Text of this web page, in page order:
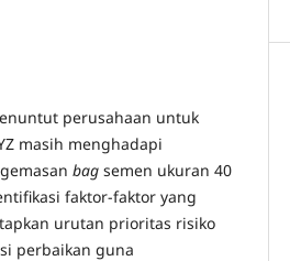
perusahaan untuk
masih menghadapi
bag semen ukuran 40
faktor-faktor yang
urutan prioritas risiko
perbaikan guna